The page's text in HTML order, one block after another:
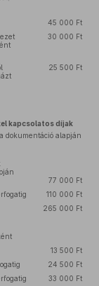
45 000 Ft
30 000 Ft
25 500 Ft
kapcsolatos díjak
dokumentáció alapján
77 000 Ft
110 000 Ft
265 000 Ft
13 500 Ft
24 500 Ft
33 000 Ft